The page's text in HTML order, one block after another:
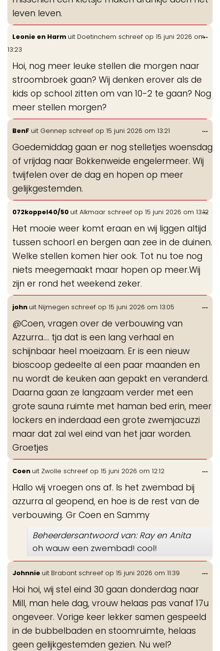
leven leven.
Leonie en Harm uit Doetinchem schreef op 15 juni 2026 om
13:23
Hoi, nog meer leuke stellen die morgen naar
stroombroek gaan? Wij denken erover als de
kids op school zitten om van 10-2 te gaan? Nog
meer stellen morgen?
...
BenF uit Gennep schreef op 15 juni 2026 om 13:21
Goedemiddag gaan er nog stelletjes woensdag
of vrijdag naar Bokkenweide engelermeer. Wij
twijfelen over de dag en hopen op meer
gelijkgestemden.
...
072koppel40/50 uit Alkmaar schreef op 15 juni 2026 om 13:12
Het mooie weer komt eraan en wij liggen altijd
tussen schoorl en bergen aan zee in de duinen.
Welke stellen komen hier ook. Tot nu toe nog
niets meegemaakt maar hopen op meer.Wij
zijn er rond het weekend zeker.
...
john uit Nijmegen schreef op 15 juni 2026 om 13:05
@Coen, vragen over de verbouwing van
Azzurra.... tja dat is een lang verhaal en
schijnbaar heel moeizaam. Er is een nieuw
bioscoop gedeelte al een paar maanden en
nu wordt de keuken aan gepakt en veranderd.
Daarna gaan ze langzaam verder met een
grote sauna ruimte met haman bed erin, meer
lockers en inderdaad een grote zwemjacuzzi
maar dat zal wel eind van het jaar worden.
Groetjes
...
Coen uit Zwolle schreef op 15 juni 2026 om 12:12
Hallo wij vroegen ons af. Is het zwembad bij
azzurra al geopend, en hoe is de rest van de
verbouwing. Gr Coen en Sammy
Beheerdersantwoord van: Ray en Anita
oh wauw een zwembad! cool!
...
Johnnie uit Brabant schreef op 15 juni 2026 om 11:39
Hoi hoi, wij stel eind 30 gaan donderdag naar
Mill, man hele dag, vrouw helaas pas vanaf 17u
ongeveer. Vorige keer lekker samen gespeeld
in de bubbelbaden en stoomruimte, helaas
geen gelijkgestemden gezien. Nu wel?
...